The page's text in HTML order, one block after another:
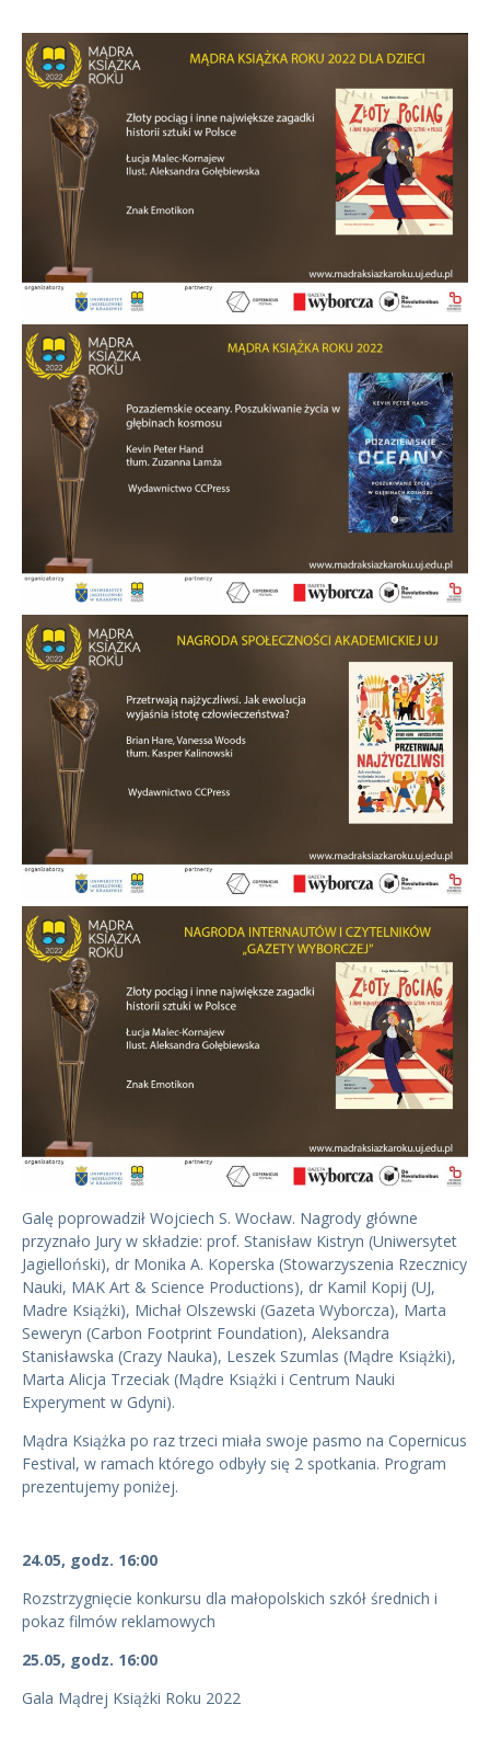
Galę poprowadził Wojciech S. Wocław. Nagrody główne
przyznało Jury w składzie: prof. Stanisław Kistryn (Uniwersytet
Jagielloński), dr Monika A. Koperska (Stowarzyszenia Rzecznicy
Nauki, MAK Art & Science Productions), dr Kamil Kopij (UJ,
Madre Książki), Michał Olszewski (Gazeta Wyborcza), Marta
Seweryn (Carbon Footprint Foundation), Aleksandra
Stanisławska (Crazy Nauka), Leszek Szumlas (Mądre Książki),
Marta Alicja Trzeciak (Mądre Książki i Centrum Nauki
Experyment w Gdyni).
Mądra Książka po raz trzeci miała swoje pasmo na Copernicus
Festival, w ramach którego odbyły się 2 spotkania. Program
prezentujemy poniżej.
24.05, godz. 16:00
Rozstrzygnięcie konkursu dla małopolskich szkół średnich i
pokaz filmów reklamowych
25.05, godz. 16:00
Gala Mądrej Książki Roku 2022